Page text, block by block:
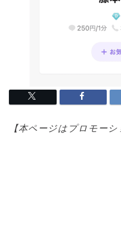
【本ページはプロモーシ